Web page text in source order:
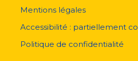
pied
page
Mentions légales
Accessibilité : partiellement
Politique de confidentialité